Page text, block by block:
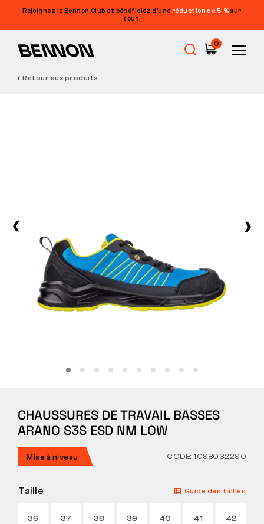
Rejoignez le Bennon Club et bénéficiez d’une réduction de 5 %sur
tout.
0
Chaussures de loisirs
Tactique
À PROPOS DE NOUS
LABORATOIRE BENNON
Retour aux produits
CHAUSSURES DE TRAVAIL BASSES
ARANO S3S ESD NM LOW
Mise à niveau CODE: 1098032290
Taille Guide des tailles
36 37 38 39 40 41 42